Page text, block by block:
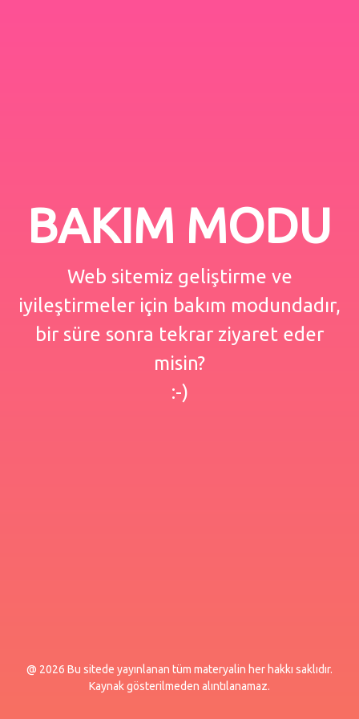
BAKIM MODU
Web sitemiz geliştirme ve
iyileştirmeler için bakım modundadır,
bir süre sonra tekrar ziyaret eder
misin?
:-)
@ 2026 Bu sitede yayınlanan tüm materyalin her hakkı saklıdır.
Kaynak gösterilmeden alıntılanamaz.